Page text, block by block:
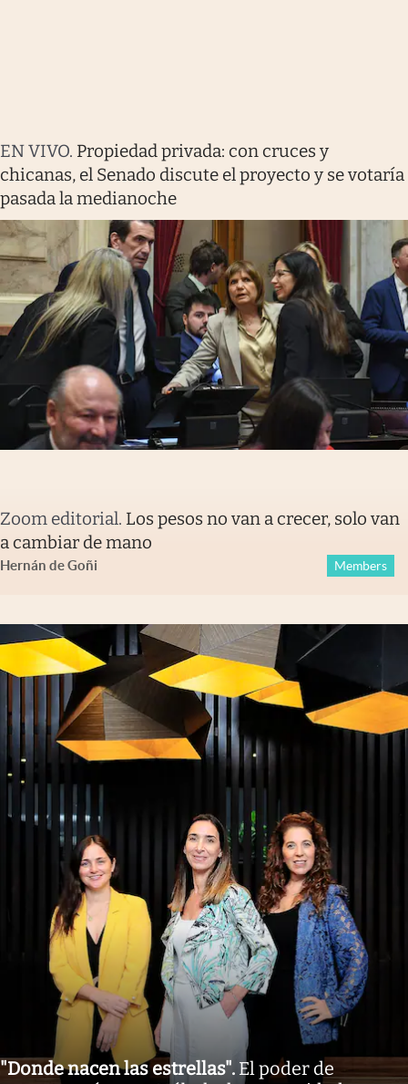
EN VIVO. Propiedad privada: con cruces y
chicanas, el Senado discute el proyecto y se votaría
pasada la medianoche
Zoom editorial. Los pesos no van a crecer, solo van
a cambiar de mano
Hernán de Goñi Members
"Donde nacen las estrellas". El poder de